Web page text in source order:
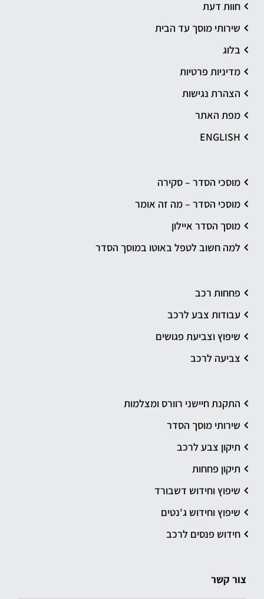
חוות דעת
שירותי מוסך עד הבית
בלוג
מדיניות פרטיות
הצהרת נגישות
מפת האתר
ENGLISH
מוסכי הסדר – סקירה
מוסכי הסדר – מה זה אומר
מוסך הסדר איילון
למה חשוב לטפל באוטו במוסך הסדר
פחחות רכב
עבודות צבע לרכב
שיפוץ וצביעת פגושים
צביעה לרכב
התקנת חיישני רוורס ומצלמות
שירותי מוסך הסדר
תיקון צבע לרכב
תיקון פחחות
שיפוץ וחידוש דשבורד
שיפוץ וחידוש ג'נטים
חידוש פנסים לרכב
צור קשר